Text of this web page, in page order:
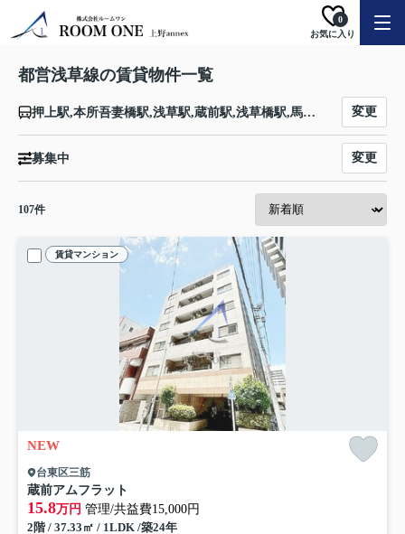
お気に入り
0
都営浅草線の賃貸物件一覧
押上駅,本所吾妻橋駅,浅草駅,蔵前駅,浅草橋駅,馬喰町駅,人形町駅,日本橋駅,宝町駅,東銀座駅,新橋駅,大門駅,三田駅,泉岳寺駅,高輪台駅,五反田駅,戸越駅,中延駅,馬込駅,西馬込駅 変更
募集中 変更
107件
賃貸マンション
NEW
台東区三筋
蔵前アムフラット
15.8万円 管理/共益費15,000円
2階 / 37.33㎡ / 1LDK /築24年